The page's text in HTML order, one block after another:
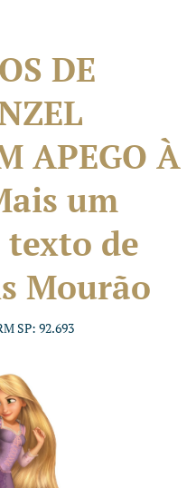
DE
APEGO À
um
texto de
Mourão
SP: 92.693